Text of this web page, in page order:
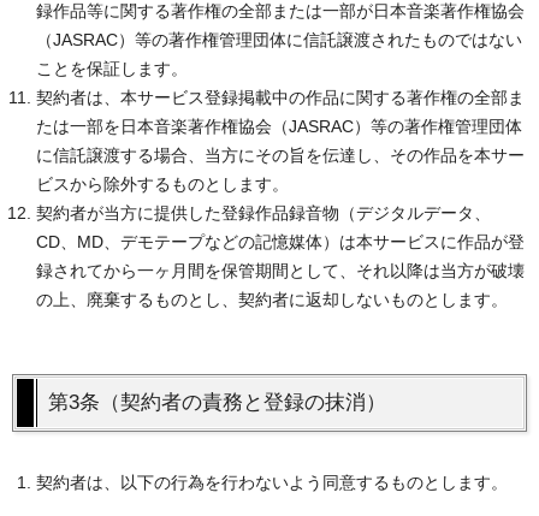
録作品等に関する著作権の全部または一部が日本音楽著作権協会
（JASRAC）等の著作権管理団体に信託譲渡されたものではない
ことを保証します。
契約者は、本サービス登録掲載中の作品に関する著作権の全部ま
たは一部を日本音楽著作権協会（JASRAC）等の著作権管理団体
に信託譲渡する場合、当方にその旨を伝達し、その作品を本サー
ビスから除外するものとします。
契約者が当方に提供した登録作品録音物（デジタルデータ、
CD、MD、デモテープなどの記憶媒体）は本サービスに作品が登
録されてから一ヶ月間を保管期間として、それ以降は当方が破壊
の上、廃棄するものとし、契約者に返却しないものとします。
第3条（契約者の責務と登録の抹消）
契約者は、以下の行為を行わないよう同意するものとします。